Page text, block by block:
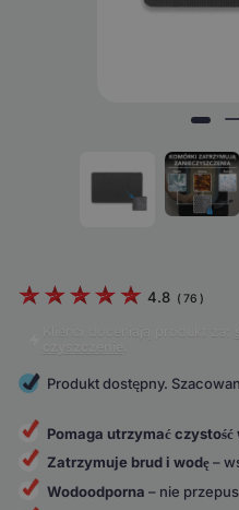
4.8 ( 76 )
Klienci doceniają produkt za:
czyszczenie
Produkt dostępny.
Pomaga utrzymać czystość
Zatrzymuje brud i wodę–
Wodoodporna – nie